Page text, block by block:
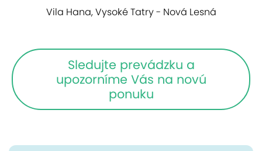
Vila Hana, Vysoké Tatry - Nová Lesná
Sledujte prevádzku a
upozorníme Vás na novú
ponuku